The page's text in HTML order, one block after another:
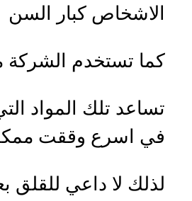
الاشخاص كبار السن
كما تستخدم الشركة
تساعد تلك المواد
في اسرع وققت
لذلك لا داعي